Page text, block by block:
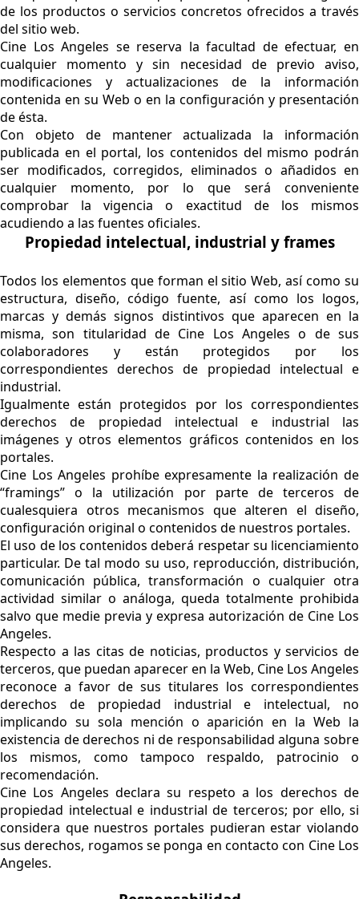
de los productos o servicios concretos ofrecidos a través
del sitio web.
Cine Los Angeles se reserva la facultad de efectuar, en
cualquier momento y sin necesidad de previo aviso,
modificaciones y actualizaciones de la información
contenida en su Web o en la configuración y presentación
de ésta.
Con objeto de mantener actualizada la información
publicada en el portal, los contenidos del mismo podrán
ser modificados, corregidos, eliminados o añadidos en
cualquier momento, por lo que será conveniente
comprobar la vigencia o exactitud de los mismos
acudiendo a las fuentes oficiales.
Propiedad intelectual, industrial y frames
Todos los elementos que forman el sitio Web, así como su
estructura, diseño, código fuente, así como los logos,
marcas y demás signos distintivos que aparecen en la
misma, son titularidad de Cine Los Angeles o de sus
colaboradores y están protegidos por los
correspondientes derechos de propiedad intelectual e
industrial.
Igualmente están protegidos por los correspondientes
derechos de propiedad intelectual e industrial las
imágenes y otros elementos gráficos contenidos en los
portales.
Cine Los Angeles prohíbe expresamente la realización de
“framings” o la utilización por parte de terceros de
cualesquiera otros mecanismos que alteren el diseño,
configuración original o contenidos de nuestros portales.
El uso de los contenidos deberá respetar su licenciamiento
particular. De tal modo su uso, reproducción, distribución,
comunicación pública, transformación o cualquier otra
actividad similar o análoga, queda totalmente prohibida
salvo que medie previa y expresa autorización de Cine Los
Angeles.
Respecto a las citas de noticias, productos y servicios de
terceros, que puedan aparecer en la Web, Cine Los Angeles
reconoce a favor de sus titulares los correspondientes
derechos de propiedad industrial e intelectual, no
implicando su sola mención o aparición en la Web la
existencia de derechos ni de responsabilidad alguna sobre
los mismos, como tampoco respaldo, patrocinio o
recomendación.
Cine Los Angeles declara su respeto a los derechos de
propiedad intelectual e industrial de terceros; por ello, si
considera que nuestros portales pudieran estar violando
sus derechos, rogamos se ponga en contacto con Cine Los
Angeles.